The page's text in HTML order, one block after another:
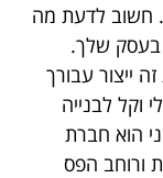
חשוב לדעת מה
בעסק שלך.
ייצור עבורך
וקל לבנייה
הוא חברת
ורוחב הפס